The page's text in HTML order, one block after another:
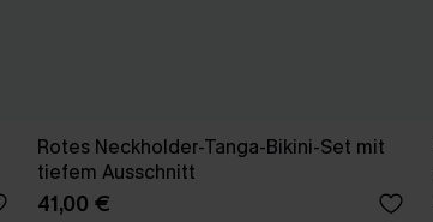
Rotes Neckholder-Tanga-Bikini-Set mit
tiefem Ausschnitt
41,00 €